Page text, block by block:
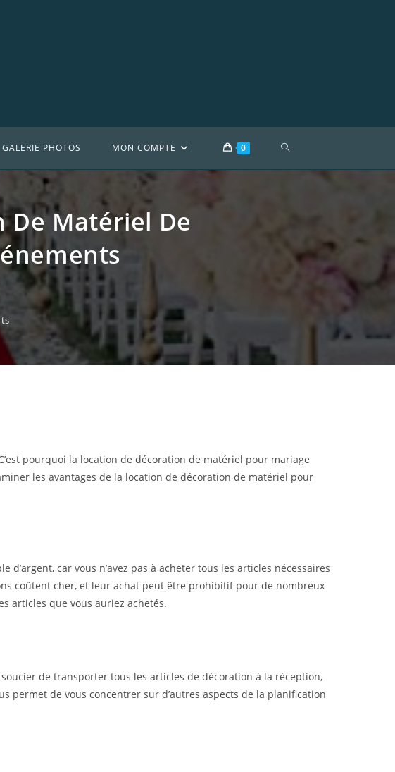
GALERIE PHOTOS MON COMPTE 0 TOGGLE
De Matériel De
pourquoi la location de décoration de matériel pour mariage
les avantages de la location de décoration de matériel pour
car vous n’avez pas à acheter tous les articles nécessaires
coûtent cher, et leur achat peut être prohibitif pour de nombreux
articles que vous auriez achetés.
de transporter tous les articles de décoration à la réception,
permet de vous concentrer sur d’autres aspects de la planification